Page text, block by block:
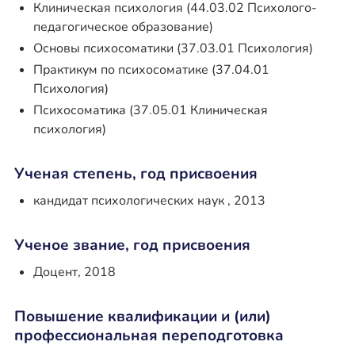
Клиническая психология (44.03.02 Психолого-
педагогическое образование)
Основы психосоматики (37.03.01 Психология)
Практикум по психосоматике (37.04.01
Психология)
Психосоматика (37.05.01 Клиническая
психология)
Ученая степень, год присвоения
кандидат психологических наук , 2013
Ученое звание, год присвоения
Доцент, 2018
Повышение квалификации и (или)
профессиональная переподготовка